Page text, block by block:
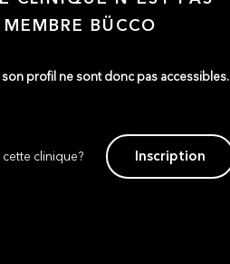
MEMBRE BÜCCO
profil ne sont donc pas accessibles.
clinique? Inscription